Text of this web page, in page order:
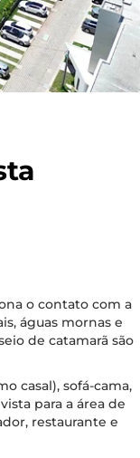
o contato com a
águas mornas e
de catamarã são
casal), sofá-cama,
para a área de
restaurante e